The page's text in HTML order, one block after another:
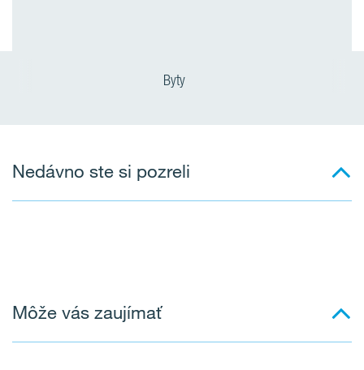
Byty
Nedávno ste si pozreli
Môže vás zaujímať